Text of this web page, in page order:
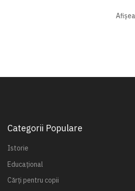
Categorii Populare
Istorie
Educațional
Cărți pentru copii